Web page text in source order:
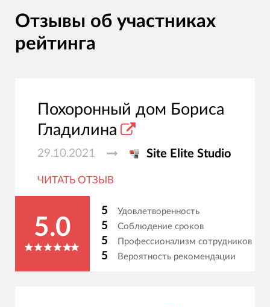
Отзывы об участниках
рейтинга
Похоронный дом Бориса
Гладилина
29.10.2021 Site Elite Studio
ЧИТАТЬ ОТЗЫВ
5.0
5 Удовлетворенность
5 Соблюдение сроков
5 Профессионализм сотрудников
5 Вероятность рекомендации